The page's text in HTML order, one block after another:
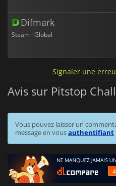
Difmark
Steam · Global
Signaler une
Avis sur Pitstop
Vous pouvez laisser un
message en vousauthentifiant